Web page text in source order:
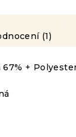
(1)
67% +